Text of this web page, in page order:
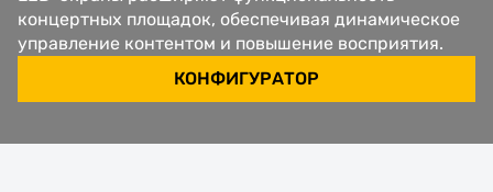
концертных площадок, обеспечивая динамическое
управление контентом и повышение восприятия.
КОНФИГУРАТОР